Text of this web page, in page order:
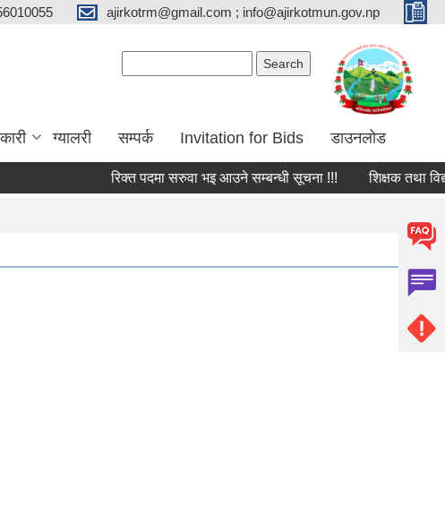
ajirkotrm@gmail.com ; info@ajirkotmun.gov.np
ग्यालरी सम्पर्क Invitation for Bids डाउनलोड
रिक्त पदमा सरुवा भइ आउने सम्बन्धी सूचना !!! शिक्षक तथा